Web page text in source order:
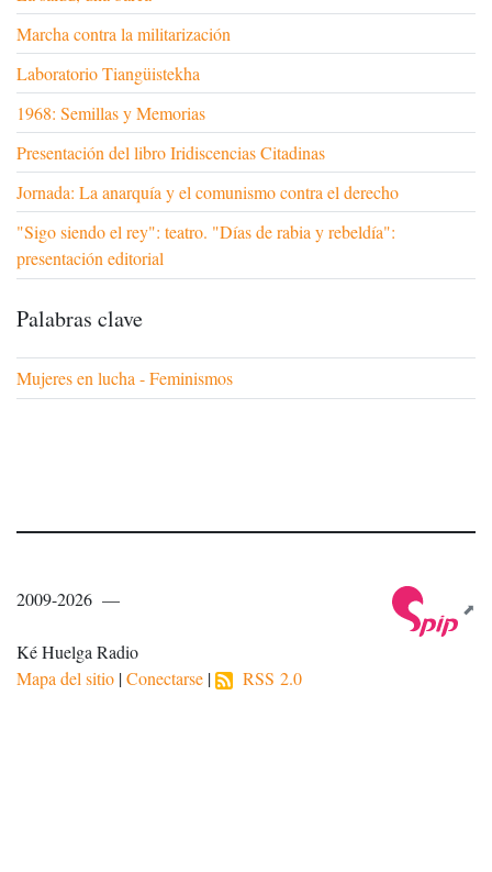
Marcha contra la militarización
Laboratorio Tiangüistekha
1968: Semillas y Memorias
Presentación del libro Iridiscencias Citadinas
Jornada: La anarquía y el comunismo contra el derecho
"Sigo siendo el rey": teatro. "Días de rabia y rebeldía":
presentación editorial
Palabras clave
Mujeres en lucha - Feminismos
2009-2026 —
Ké Huelga Radio
Mapa del sitio |Conectarse | RSS 2.0